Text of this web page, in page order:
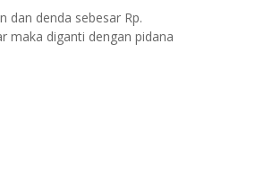
dan denda sebesar Rp.
maka diganti dengan pidana